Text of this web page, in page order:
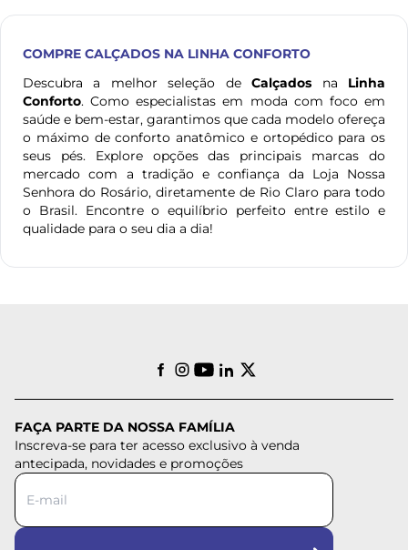
COMPRE CALÇADOS NA LINHA CONFORTO
Descubra a melhor seleção deCalçados na Linha
Conforto. Como especialistas em moda com foco em
saúde e bem-estar, garantimos que cada modelo ofereça
o máximo de conforto anatômico e ortopédico para os
seus pés. Explore opções das principais marcas do
mercado com a tradição e confiança da Loja Nossa
Senhora do Rosário, diretamente de Rio Claro para todo
o Brasil. Encontre o equilíbrio perfeito entre estilo e
qualidade para o seu dia a dia!
FAÇA PARTE DA NOSSA FAMÍLIA
Inscreva-se para ter acesso exclusivo à venda
antecipada, novidades e promoções